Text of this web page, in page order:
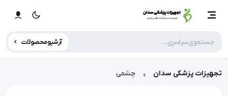
آرشیو محصولات
تجهیزات پزشکی سدان چشمی